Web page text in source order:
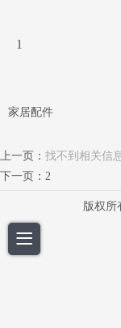
1
家居配件
上一页： 找不到相关信
下一页： 2
版权所